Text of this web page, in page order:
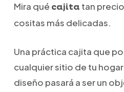
Mira qué cajita tan
cositas más delicadas.
Una práctica cajita que
cualquier sitio de tu
diseño pasará a ser un